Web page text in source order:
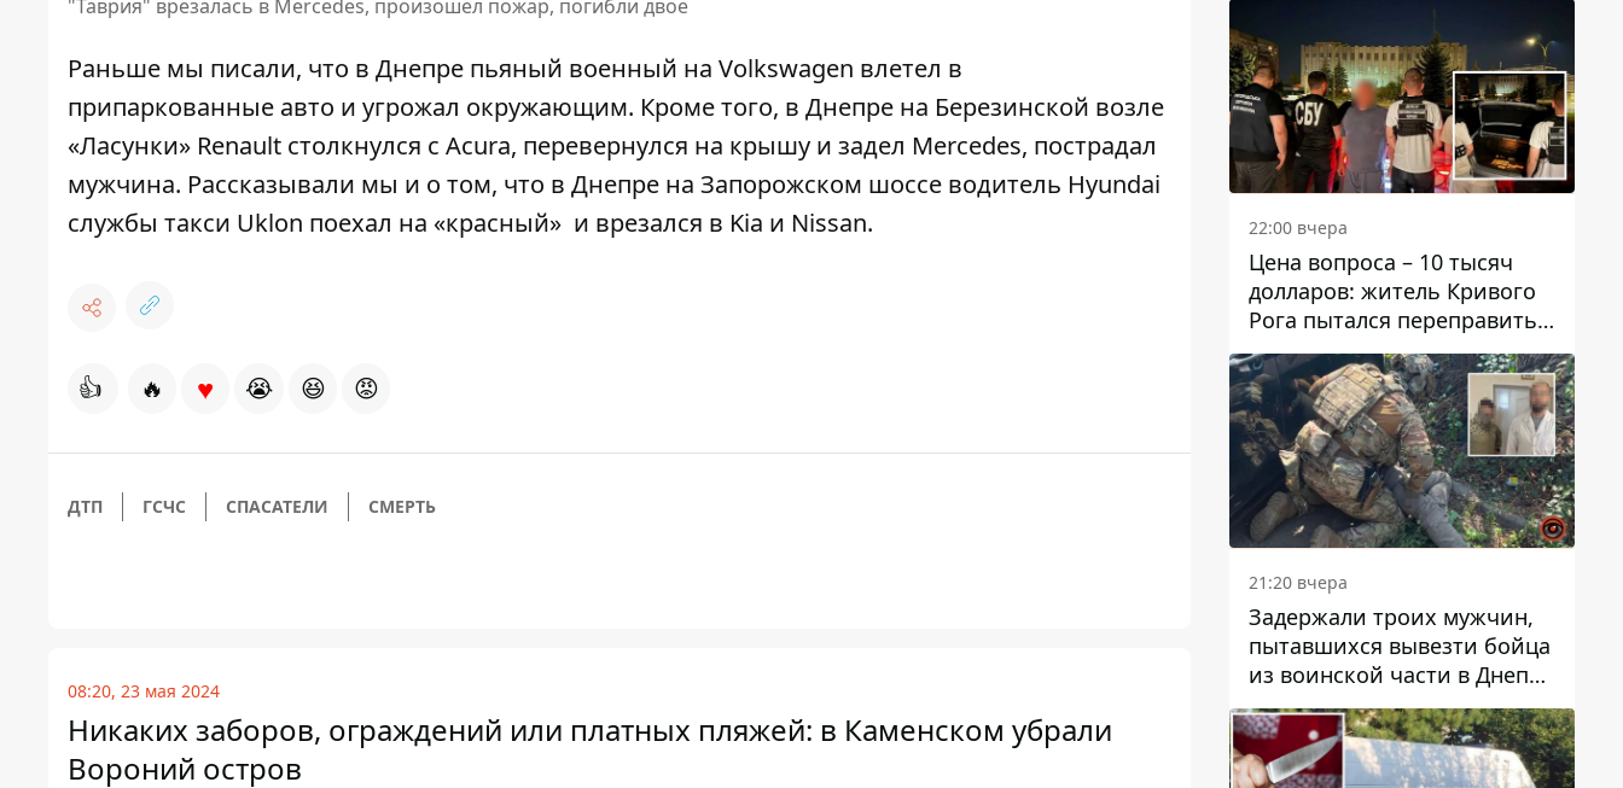
"Таврия" врезалась в Mercedes, произошел пожар, погибли двое
Раньше мы писали, что в Днепре пьяный военный на Volkswagen влетел в
припаркованные авто и угрожал окружающим. Кроме того, в Днепре на Березинской возле
«Ласунки» Renault столкнулся с Acura, перевернулся на крышу и задел Mercedes, пострадал
мужчина. Рассказывали мы и о том, что в Днепре на Запорожском шоссе водитель Hyundai
службы такси Uklon поехал на «красный» и врезался в Kia и Nissan.
👍 🔥 ♥ 😭 😆 😡
ДТП ГСЧС СПАСАТЕЛИ СМЕРТЬ
08:20, 23 мая 2024
Никаких заборов, ограждений или платных пляжей: в Каменском убрали
Вороний остров
22:00 вчера
Цена вопроса – 10 тысяч
долларов: житель Кривого
Рога пытался переправить
мужчину в Словакию
21:20 вчера
Задержали троих мужчин,
пытавшихся вывезти бойца
из воинской части в Днепр
за 7 тысяч долларов: среди
них был врач